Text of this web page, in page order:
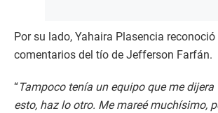
Por su lado, Yahaira Plasencia
comentarios del tío de Jefferson Farfán.
“Tampoco tenía un equipo que me dijera
esto, haz lo otro. Me mareé muchísimo,